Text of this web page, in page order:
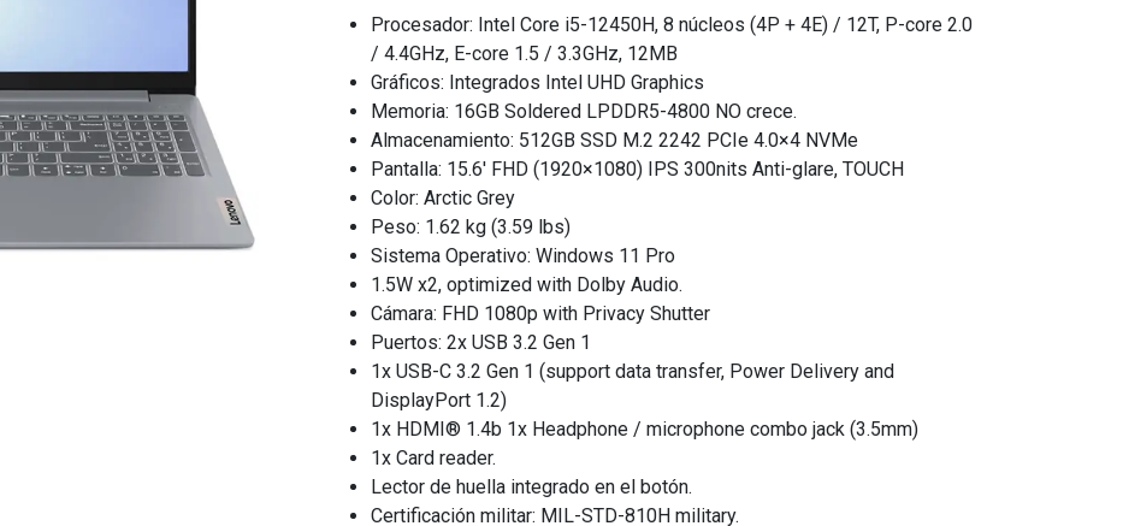
Procesador: Intel Core i5-12450H, 8 núcleos (4P + 4E) / 12T, P-core 2.0
/ 4.4GHz, E-core 1.5 / 3.3GHz, 12MB
Gráficos: Integrados Intel UHD Graphics
Memoria: 16GB Soldered LPDDR5-4800 NO crece.
Almacenamiento: 512GB SSD M.2 2242 PCIe 4.0×4 NVMe
Pantalla: 15.6′ FHD (1920×1080) IPS 300nits Anti-glare, TOUCH
Color: Arctic Grey
Peso: 1.62 kg (3.59 lbs)
Sistema Operativo: Windows 11 Pro
1.5W x2, optimized with Dolby Audio.
Cámara: FHD 1080p with Privacy Shutter
Puertos: 2x USB 3.2 Gen 1
1x USB-C 3.2 Gen 1 (support data transfer, Power Delivery and
DisplayPort 1.2)
1x HDMI® 1.4b 1x Headphone / microphone combo jack (3.5mm)
1x Card reader.
Lector de huella integrado en el botón.
Certificación militar: MIL-STD-810H military.